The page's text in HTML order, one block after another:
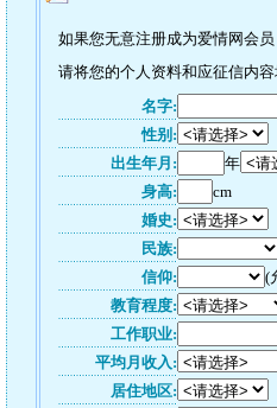
如果您无意注册成为爱情网会
请将您的个人资料和应征信内
名字:
性别:
出生年月:
年
身高:
cm
婚史:
民族:
信仰:
(
教育程度:
工作职业:
平均月收入:
居住地区: